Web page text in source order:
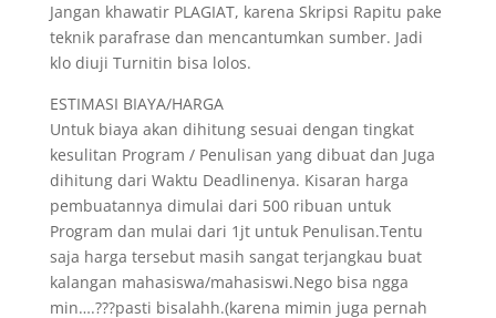
Jangan khawatir PLAGIAT, karena Skripsi Rapitu pake
teknik parafrase dan mencantumkan sumber. Jadi
klo diuji Turnitin bisa lolos.
ESTIMASI BIAYA/HARGA
Untuk biaya akan dihitung sesuai dengan tingkat
kesulitan Program / Penulisan yang dibuat dan Juga
dihitung dari Waktu Deadlinenya. Kisaran harga
pembuatannya dimulai dari 500 ribuan untuk
Program dan mulai dari 1jt untuk Penulisan.Tentu
saja harga tersebut masih sangat terjangkau buat
kalangan mahasiswa/mahasiswi.Nego bisa ngga
min….???pasti bisalahh.(karena mimin juga pernah